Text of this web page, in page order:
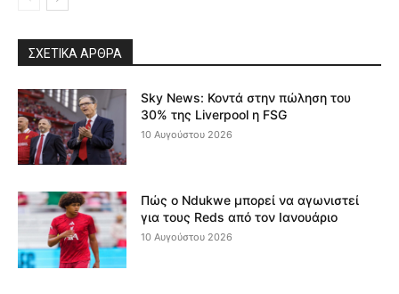
ΣΧΕΤΙΚΆ ΆΡΘΡΑ
Sky News: Κοντά στην πώληση του
30% της Liverpool η FSG
10 Αυγούστου 2026
Πώς ο Ndukwe μπορεί να αγωνιστεί
για τους Reds από τον Ιανουάριο
10 Αυγούστου 2026